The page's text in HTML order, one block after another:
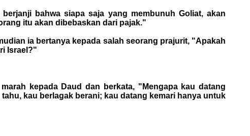
bahwa siapa saja yang membunuh Goliat, akan
itu akan dibebaskan dari pajak."
ia bertanya kepada salah seorang prajurit, "Apakah
Israel?"
kepada Daud dan berkata, "Mengapa kau datang
kau berlagak berani; kau datang kemari hanya untuk